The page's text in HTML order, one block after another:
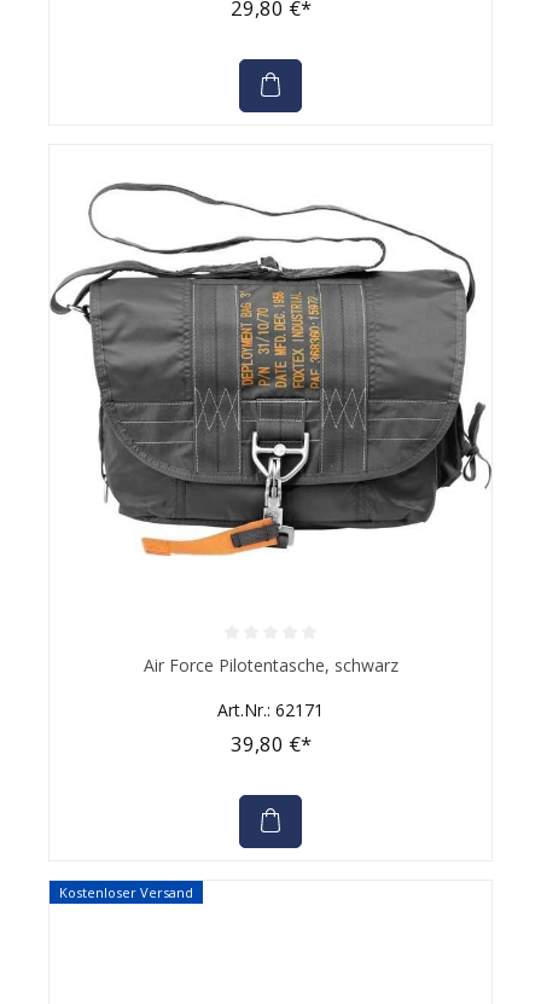
29,80 €*
Durchschnittliche Bewertung von 0 von 5 Sternen
Air Force Pilotentasche, schwarz
Art.Nr.: 62171
39,80 €*
Kostenloser Versand